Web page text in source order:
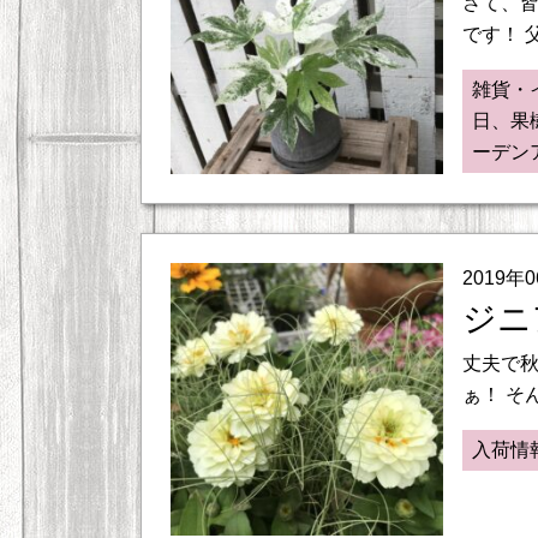
です！
雑貨・
日、果
ーデン
2019年
ジ
丈夫で
ぁ！ そ
入荷